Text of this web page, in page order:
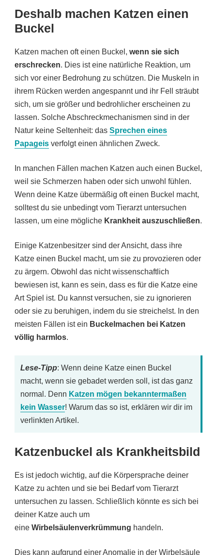
Deshalb machen Katzen einen
Buckel
Katzen machen oft einen Buckel, wenn sie sich
erschrecken. Dies ist eine natürliche Reaktion, um
sich vor einer Bedrohung zu schützen. Die Muskeln in
ihrem Rücken werden angespannt und ihr Fell sträubt
sich, um sie größer und bedrohlicher erscheinen zu
lassen. Solche Abschreckmechanismen sind in der
Natur keine Seltenheit: das Sprechen eines
Papageis verfolgt einen ähnlichen Zweck.
In manchen Fällen machen Katzen auch einen Buckel,
weil sie Schmerzen haben oder sich unwohl fühlen.
Wenn deine Katze übermäßig oft einen Buckel macht,
solltest du sie unbedingt vom Tierarzt untersuchen
lassen, um eine mögliche Krankheit auszuschließen.
Einige Katzenbesitzer sind der Ansicht, dass ihre
Katze einen Buckel macht, um sie zu provozieren oder
zu ärgern. Obwohl das nicht wissenschaftlich
bewiesen ist, kann es sein, dass es für die Katze eine
Art Spiel ist. Du kannst versuchen, sie zu ignorieren
oder sie zu beruhigen, indem du sie streichelst. In den
meisten Fällen ist ein Buckelmachen bei Katzen
völlig harmlos.
Lese-Tipp: Wenn deine Katze einen Buckel
macht, wenn sie gebadet werden soll, ist das ganz
normal. Denn Katzen mögen bekanntermaßen
kein Wasser! Warum das so ist, erklären wir dir im
verlinkten Artikel.
Katzenbuckel als Krankheitsbild
Es ist jedoch wichtig, auf die Körpersprache deiner
Katze zu achten und sie bei Bedarf vom Tierarzt
untersuchen zu lassen. Schließlich könnte es sich bei
deiner Katze auch um
eine Wirbelsäulenverkrümmung handeln.
Dies kann aufgrund einer Anomalie in der Wirbelsäule